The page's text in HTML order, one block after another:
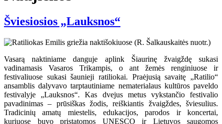
Šviesiosios „Lauksnos“
Vasarą naktiniame danguje aplink Šiaurinę žvaigždę sukasi
vadinamasis Vasaros Trikampis, o ant žemės renginiuose ir
festivaliuose sukasi šaunieji ratiliokai. Praėjusią savaitę „Ratilio“
ansamblis dalyvavo tarptautiniame nematerialaus kultūros paveldo
festivalyje „Lauksnos“. Kas dvejus metus vykstančio festivalio
pavadinimas – prūsiškas žodis, reiškiantis žvaigždes, šviesulius.
Tradicinių amatų miestelis, edukacijos, parodos ir koncertai,
kuriuose buvo pristatomos UNESCO ir Lietuvos saugomos